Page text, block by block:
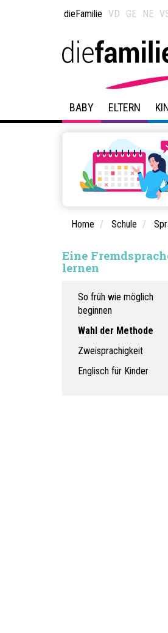
dieFamilie VD GE NE
BABY ELTERN
Home Schule
Eine
lernen
So früh wie möglich
beginnen
Wahl der Methode
Zweisprachigkeit
Englisch für Kinder